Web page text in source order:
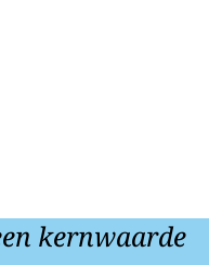
kernwaarde